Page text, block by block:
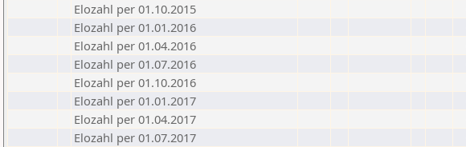
Elozahl per 01.10.2015
Elozahl per 01.01.2016
Elozahl per 01.04.2016
Elozahl per 01.07.2016
Elozahl per 01.10.2016
Elozahl per 01.01.2017
Elozahl per 01.04.2017
Elozahl per 01.07.2017